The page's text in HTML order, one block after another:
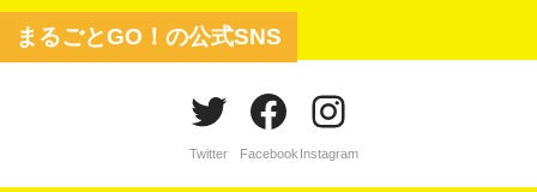
まるごとGO！の公式SNS